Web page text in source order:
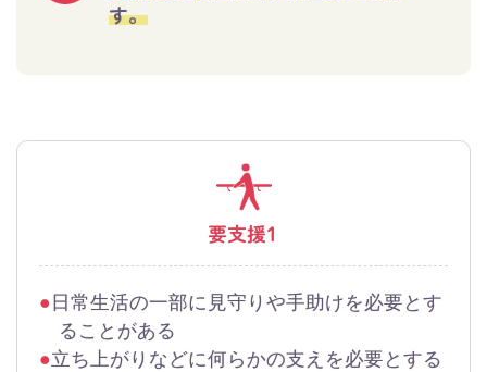
す。
要支援1
日常生活の一部に見守りや手助けを必要とす
ることがある
立ち上がりなどに何らかの支えを必要とする